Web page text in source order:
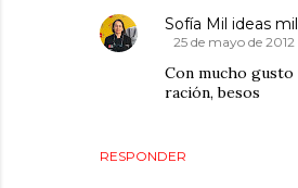
RESPONDER
Sofía Mil ideas
25 de mayo de 2012
Con mucho
ración, besos